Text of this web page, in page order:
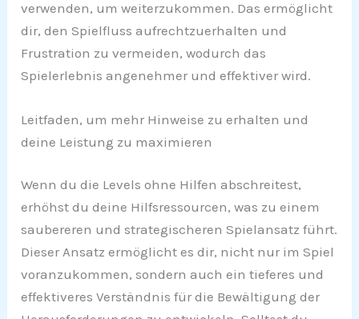
verwenden, um weiterzukommen. Das ermöglicht
dir, den Spielfluss aufrechtzuerhalten und
Frustration zu vermeiden, wodurch das
Spielerlebnis angenehmer und effektiver wird.
Leitfaden, um mehr Hinweise zu erhalten und
deine Leistung zu maximieren
Wenn du die Levels ohne Hilfen abschreitest,
erhöhst du deine Hilfsressourcen, was zu einem
saubereren und strategischeren Spielansatz führt.
Dieser Ansatz ermöglicht es dir, nicht nur im Spiel
voranzukommen, sondern auch ein tieferes und
effektiveres Verständnis für die Bewältigung der